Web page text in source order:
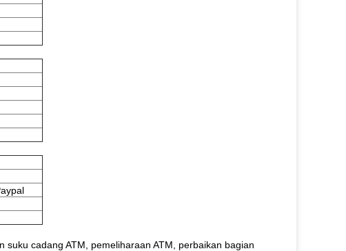
cadang ATM, pemeliharaan ATM, perbaikan bagian